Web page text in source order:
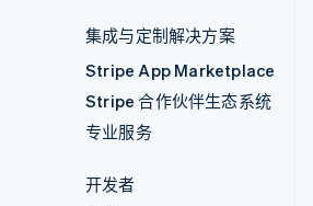
集成与定制解决方案
Stripe App Marketplace
Stripe 合作伙伴生态系统
专业服务
开发者